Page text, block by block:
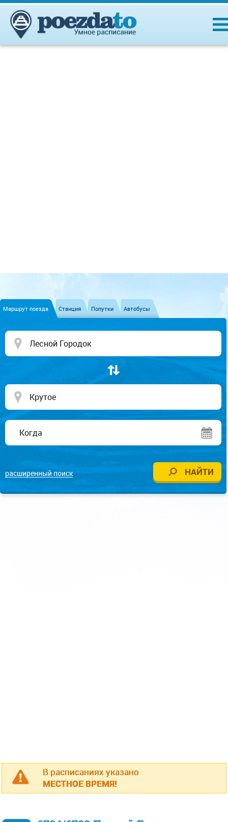
Маршрут поезда Станция Попутки Автобусы
расширенный поиск
В расписаниях указано
МЕСТНОЕ ВРЕМЯ!